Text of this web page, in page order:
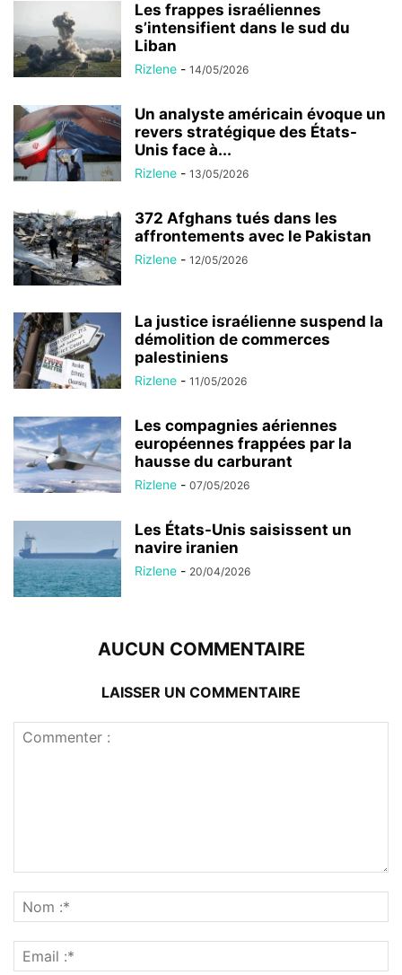
Les frappes israéliennes
s’intensifient dans le sud du
Liban
Rizlene - 14/05/2026
Un analyste américain évoque un
revers stratégique des États-
Unis face à...
Rizlene - 13/05/2026
372 Afghans tués dans les
affrontements avec le Pakistan
Rizlene - 12/05/2026
La justice israélienne suspend la
démolition de commerces
palestiniens
Rizlene - 11/05/2026
Les compagnies aériennes
européennes frappées par la
hausse du carburant
Rizlene - 07/05/2026
Les États-Unis saisissent un
navire iranien
Rizlene - 20/04/2026
AUCUN COMMENTAIRE
LAISSER UN COMMENTAIRE